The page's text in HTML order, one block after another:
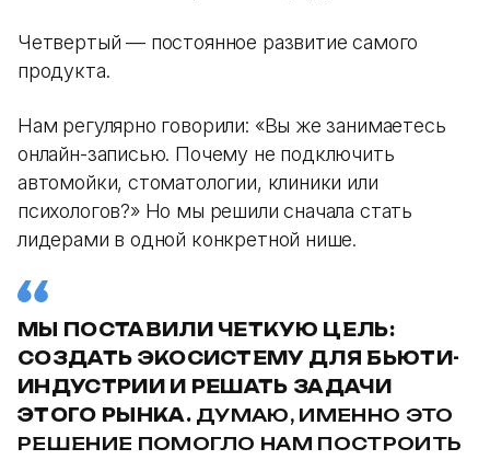
Четвертый — постоянное развитие самого
продукта.
Нам регулярно говорили: «Вы же занимаетесь
онлайн-записью. Почему не подключить
автомойки, стоматологии, клиники или
психологов?» Но мы решили сначала стать
лидерами в одной конкретной нише.
МЫ ПОСТАВИЛИ ЧЕТКУЮ ЦЕЛЬ:
СОЗДАТЬ ЭКОСИСТЕМУ ДЛЯ БЬЮТИ-
ИНДУСТРИИ И РЕШАТЬ ЗАДАЧИ
ЭТОГО РЫНКА. ДУМАЮ, ИМЕННО ЭТО
РЕШЕНИЕ ПОМОГЛО НАМ ПОСТРОИТЬ